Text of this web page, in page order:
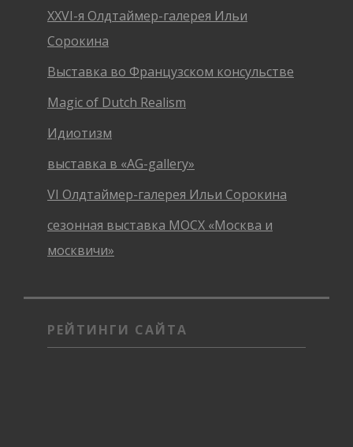
XXVI-я Олдтаймер-галерея Ильи
Сорокина
Выставка во Французском консульстве
Magic of Dutch Realism
Идиотизм
выставка в «AG-gallery»
VI Олдтаймер-галерея Ильи Сорокина
сезонная выставка МОСХ «Москва и
москвичи»
РЕЙТИНГИ САЙТА